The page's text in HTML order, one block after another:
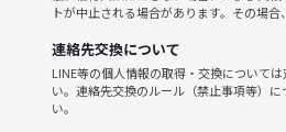
🌷 18歳以上（高校生不可）のルール・
1人で麻雀を打てる方
（リアル麻雀未経験の方は麻雀教室から
🌹 お店に着きましたらお店の方に
「ルールスターズ参加」の旨をお伝えくだ
トが中止される場合があります。その場合
連絡先交換について
LINE等の個人情報の取得・交換について
い。連絡先交換のルール（禁止事項等）に
い。